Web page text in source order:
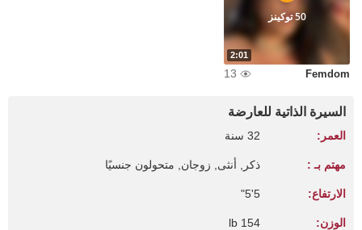
2:01
50 توكينز
Femdom
13
السيرة الذاتية للعارضة
العمر: 32 سنة
مهتم بـ : ذكر, أنثى, زوجان, متحولون جنسيًا
الارتفاع: 5'5"
الوزن: 154 lb